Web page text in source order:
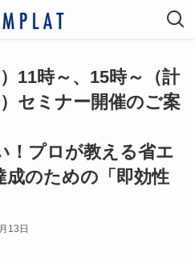
11時～、15時～（計
セミナー開催のご案
！プロが教える省エ
成のための「即効性
13日